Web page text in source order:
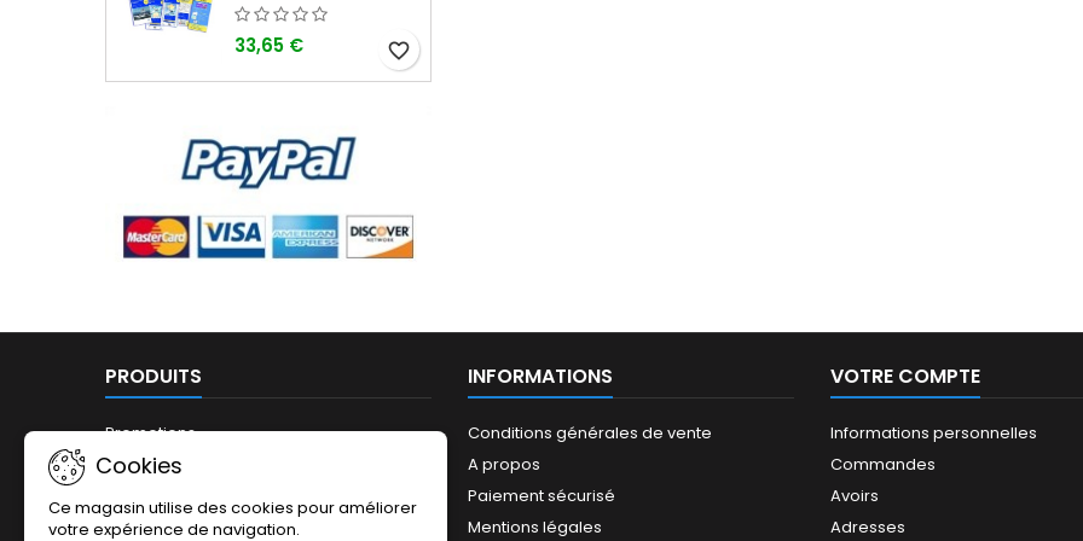
33,65 € favorite_border
PRODUITS
Promotions
Nouveaux produits
INFORMATIONS
Conditions générales de vente
A propos
Paiement sécurisé
Mentions légales
VOTRE COMPTE
Informations personnelles
Commandes
Avoirs
Adresses
Cookies
Ce magasin utilise des cookies pour améliorer
votre expérience de navigation.